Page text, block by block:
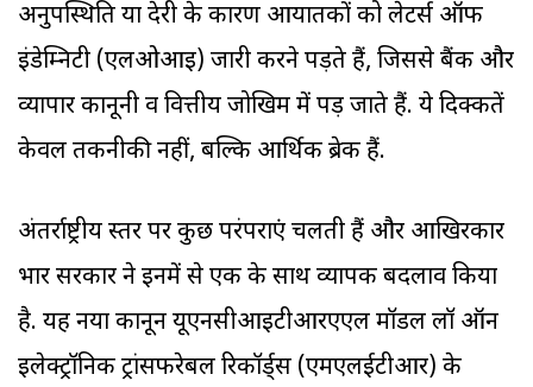
अनुपस्थिति या देरी के कारण आयातकों को लेटर्स ऑफ
इंडेम्निटी (एलओआइ) जारी करने पड़ते हैं, जिससे बैंक और
व्यापार कानूनी व वित्तीय जोखिम में पड़ जाते हैं. ये दिक्कतें
केवल तकनीकी नहीं, बल्कि आर्थिक ब्रेक हैं.
अंतर्राष्ट्रीय स्तर पर कुछ परंपराएं चलती हैं और आखिरकार
भार सरकार ने इनमें से एक के साथ व्यापक बदलाव किया
है. यह नया कानून यूएनसीआइटीआरएएल मॉडल लॉ ऑन
इलेक्ट्रॉनिक ट्रांसफरेबल रिकॉर्ड्स (एमएलईटीआर) के